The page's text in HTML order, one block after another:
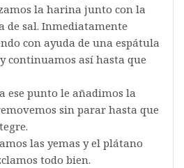
la harina junto con la
de sal. Inmediatamente
con ayuda de una espátula
continuamos así hasta que
ese punto le añadimos la
sin parar hasta que
las yemas y el plátano
todo bien.